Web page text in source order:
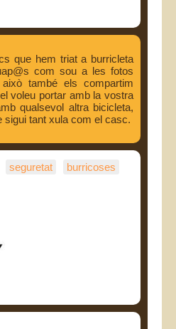
que hem triat a burricleta
com sou a les fotos
també els compartim
voleu portar amb la vostra
qualsevol altra bicicleta,
sigui tant xula com el casc.
seguretat
burricoses